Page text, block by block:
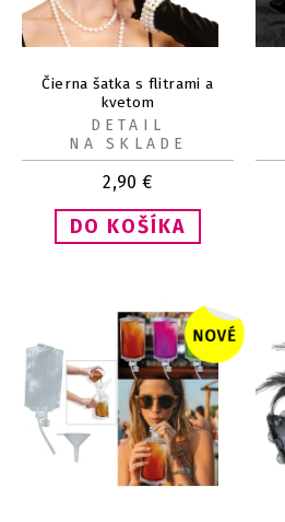
Čierna šatka s flitrami a
kvetom
2,90 €
DETAIL
NA SKLADE